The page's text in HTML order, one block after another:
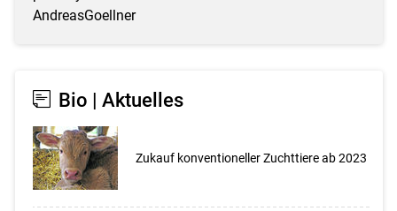
Bio | Aktuelles
Zukauf konventioneller Zuchttiere ab 2023